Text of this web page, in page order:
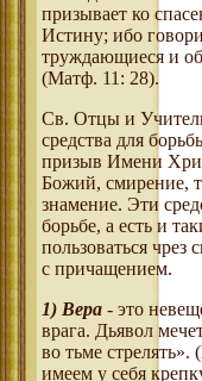
призывает ко
Истину; ибо
труждающиеся и
(Матф. 11: 28).
Св. Отцы и
средства для
призыв Имени
Божий, смирение,
знамение. Эти
борьбе, а есть и
пользоваться
с причащением.
1) Вера - это
врага. Дьявол
во тьме
имеем у себя